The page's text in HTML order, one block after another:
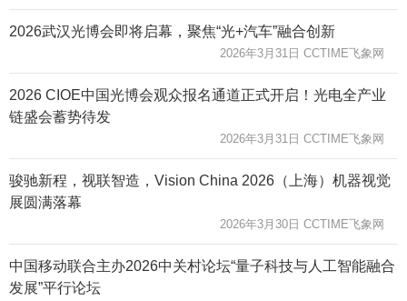
2026武汉光博会即将启幕，聚焦“光+汽车”融合创新
2026年3月31日 CCTIME飞象网
2026 CIOE中国光博会观众报名通道正式开启！光电全产业
链盛会蓄势待发
2026年3月31日 CCTIME飞象网
骏驰新程，视联智造，Vision China 2026（上海）机器视觉
展圆满落幕
2026年3月30日 CCTIME飞象网
中国移动联合主办2026中关村论坛“量子科技与人工智能融合
发展”平行论坛